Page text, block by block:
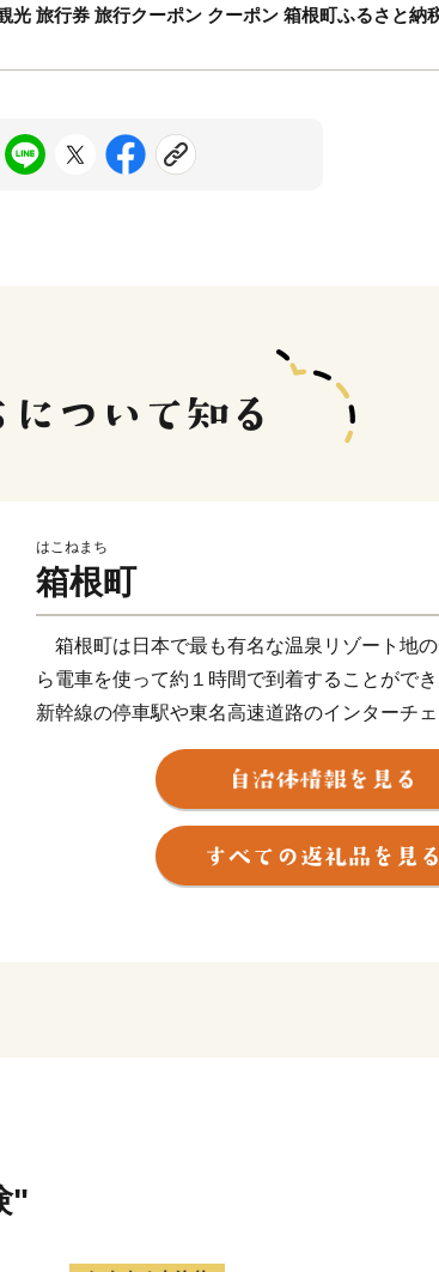
旅行券 旅行クーポン クーポン 箱根町ふるさと納
はこねまち
箱根町
箱根町は日本で最も有名な温泉リゾート地
ら電車を使って約１時間で到着することができ
新幹線の停車駅や東名高速道路のインターチ
も非常に良く、東京、京都、大阪、富士山な
を周遊する旅の滞在地として便利な立地にあ
そのため、国内外から毎年2000万人を超える
富士箱根伊豆国立公園の中央に位置し、世界
ている富士山を近くに見ることも出来ます。
"